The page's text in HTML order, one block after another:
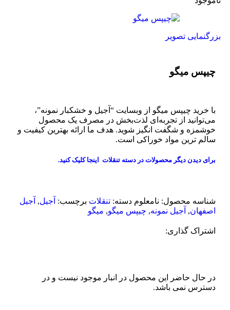
بزرگنمایی تصویر
چیپس میگو
با خرید چیپس میگو از وبسایت “آجیل و خشکبار نمونه”،
می‌توانید از تجربه‌ای لذت‌بخش در مصرف یک محصول
خوشمزه و شگفت انگیز شوید. هدف ما ارائه بهترین کیفیت و
سالم ترین مواد خوراکی است.
برای دیدن دیگر محصولات در دسته تنقلات اینجا کلیککنید.
شناسه محصول: نامعلوم دسته: تنقلات برچسب: آجیل, آجیل
اصفهان, آجیل نمونه, چیپس میگو, میگو
اشتراک گذاری:
در حال حاضر این محصول در انبار موجود نیست و در
دسترس نمی باشد.